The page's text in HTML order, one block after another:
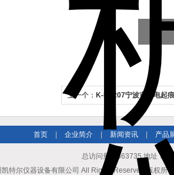
上一个： K-R4207宁波市漏电起
首页 企业简介 新闻资讯 产品
总访问量：363735 地址：
凯特尔仪器设备有限公司 All Rights Reserved 版权所